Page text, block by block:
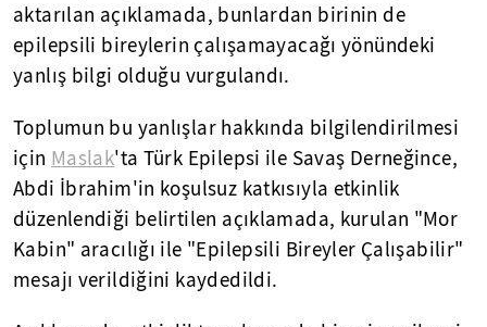
aktarılan açıklamada, bunlardan birinin de
epilepsili bireylerin çalışamayacağı yönündeki
yanlış bilgi olduğu vurgulandı.
Toplumun bu yanlışlar hakkında bilgilendirilmesi
için Maslak'ta Türk Epilepsi ile Savaş Derneğince,
Abdi İbrahim'in koşulsuz katkısıyla etkinlik
düzenlendiği belirtilen açıklamada, kurulan "Mor
Kabin" aracılığı ile "Epilepsili Bireyler Çalışabilir"
mesajı verildiğini kaydedildi.